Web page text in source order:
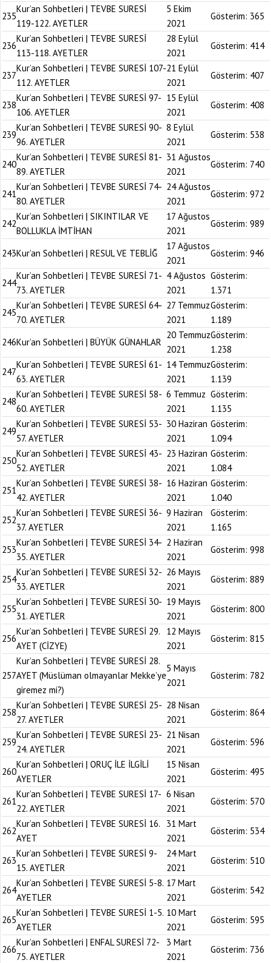
235
Kur’an Sohbetleri | TEVBE SURESİ
119-122. AYETLER
5 Ekim
2021
Gösterim: 365
236
Kur’an Sohbetleri | TEVBE SURESİ
113-118. AYETLER
28 Eylül
2021
Gösterim: 414
237
Kur’an Sohbetleri | TEVBE SURESİ 107-
112. AYETLER
21 Eylül
2021
Gösterim: 407
238
Kur’an Sohbetleri | TEVBE SURESİ 97-
106. AYETLER
15 Eylül
2021
Gösterim: 408
239
Kur’an Sohbetleri | TEVBE SURESİ 90-
96. AYETLER
8 Eylül
2021
Gösterim: 538
240
Kur’an Sohbetleri | TEVBE SURESİ 81-
89. AYETLER
31 Ağustos
2021
Gösterim: 740
241
Kur’an Sohbetleri | TEVBE SURESİ 74-
80. AYETLER
24 Ağustos
2021
Gösterim: 972
242
Kur’an Sohbetleri | SIKINTILAR VE
BOLLUKLA İMTİHAN
17 Ağustos
2021
Gösterim: 989
243Kur’an Sohbetleri | RESUL VE TEBLİĞ
17 Ağustos
2021
Gösterim: 946
244
Kur’an Sohbetleri | TEVBE SURESİ 71-
73. AYETLER
4 Ağustos
2021
Gösterim:
1.371
245
Kur’an Sohbetleri | TEVBE SURESİ 64-
70. AYETLER
27 Temmuz
2021
Gösterim:
1.189
246Kur’an Sohbetleri | BÜYÜK GÜNAHLAR
20 Temmuz
2021
Gösterim:
1.238
247
Kur’an Sohbetleri | TEVBE SURESİ 61-
63. AYETLER
14 Temmuz
2021
Gösterim:
1.139
248
Kur’an Sohbetleri | TEVBE SURESİ 58-
60. AYETLER
6 Temmuz
2021
Gösterim:
1.135
249
Kur’an Sohbetleri | TEVBE SURESİ 53-
57. AYETLER
30 Haziran
2021
Gösterim:
1.094
250
Kur’an Sohbetleri | TEVBE SURESİ 43-
52. AYETLER
23 Haziran
2021
Gösterim:
1.084
251
Kur’an Sohbetleri | TEVBE SURESİ 38-
42. AYETLER
16 Haziran
2021
Gösterim:
1.040
252
Kur’an Sohbetleri | TEVBE SURESİ 36-
37. AYETLER
9 Haziran
2021
Gösterim:
1.165
253
Kur’an Sohbetleri | TEVBE SURESİ 34-
35. AYETLER
2 Haziran
2021
Gösterim: 998
254
Kur’an Sohbetleri | TEVBE SURESİ 32-
33. AYETLER
26 Mayıs
2021
Gösterim: 889
255
Kur’an Sohbetleri | TEVBE SURESİ 30-
31. AYETLER
19 Mayıs
2021
Gösterim: 800
256
Kur’an Sohbetleri | TEVBE SURESİ 29.
AYET (CİZYE)
12 Mayıs
2021
Gösterim: 815
257
Kur’an Sohbetleri | TEVBE SURESİ 28.
AYET (Müslüman olmayanlar Mekke’ye
giremez mi?)
5 Mayıs
2021
Gösterim: 782
258
Kur’an Sohbetleri | TEVBE SURESİ 25-
27. AYETLER
28 Nisan
2021
Gösterim: 864
259
Kur’an Sohbetleri | TEVBE SURESİ 23-
24. AYETLER
21 Nisan
2021
Gösterim: 596
260
Kur’an Sohbetleri | ORUÇ İLE İLGİLİ
AYETLER
15 Nisan
2021
Gösterim: 495
261
Kur’an Sohbetleri | TEVBE SURESİ 17-
22. AYETLER
6 Nisan
2021
Gösterim: 570
262
Kur’an Sohbetleri | TEVBE SURESİ 16.
AYET
31 Mart
2021
Gösterim: 534
263
Kur’an Sohbetleri | TEVBE SURESİ 9-
15. AYETLER
24 Mart
2021
Gösterim: 510
264
Kur’an Sohbetleri | TEVBE SURESİ 5-8.
AYETLER
17 Mart
2021
Gösterim: 542
265
Kur’an Sohbetleri | TEVBE SURESİ 1-5.
AYETLER
10 Mart
2021
Gösterim: 595
266
Kur’an Sohbetleri | ENFAL SURESİ 72-
75. AYETLER
3 Mart
2021
Gösterim: 736